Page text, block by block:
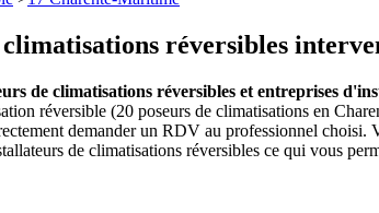
réversibles
de climatisations réversibles et entreprises
réversible (20 poseurs de climatisations en
demander un RDV au professionnel
de climatisations réversibles ce qui vous